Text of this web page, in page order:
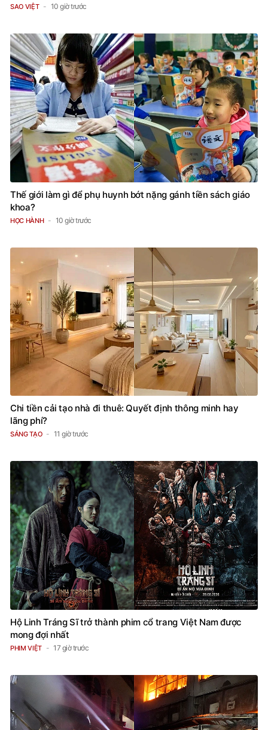
SAO VIỆT 10 giờ trước
Thế giới làm gì để phụ huynh bớt nặng gánh tiền sách giáo
khoa?
HỌC HÀNH 10 giờ trước
Chi tiền cải tạo nhà đi thuê: Quyết định thông minh hay
lãng phí?
SÁNG TẠO 11 giờ trước
Hộ Linh Tráng Sĩ trở thành phim cổ trang Việt Nam được
mong đợi nhất
PHIM VIỆT 17 giờ trước